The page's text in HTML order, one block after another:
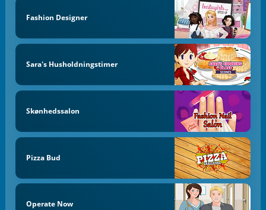
Fashion Designer
Sara's Husholdningstimer
Skønhedssalon
Pizza Bud
Operate Now